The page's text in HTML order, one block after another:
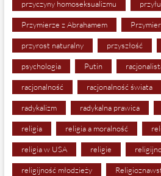
przyczyny homoseksualizmu
Przymierze z Abrahamem
przyrost naturalny przyszłość
psychologia Putin
racjonalność racjonalność świata
radykalizm radykalna prawica
religia religia a moralność
religia w USA religie
religijność młodzieży